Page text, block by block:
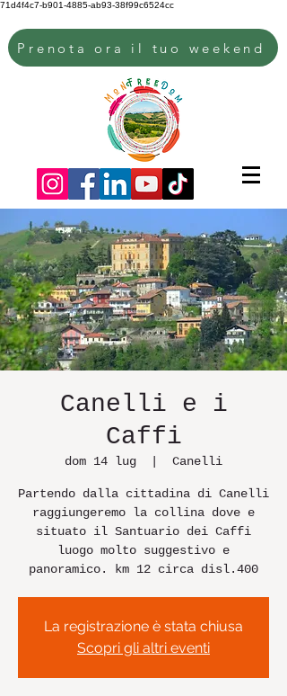
71d4f4c7-b901-4885-ab93-38f99c6524cc
Prenota ora il tuo weekend
Canelli e i
Caffi
dom 14 lug Canelli
Partendo dalla cittadina di Canelli
raggiungeremo la collina dove e
situato il Santuario dei Caffi
luogo molto suggestivo e
panoramico. km 12 circa disl.400
La registrazione è stata chiusa
Scopri gli altri eventi